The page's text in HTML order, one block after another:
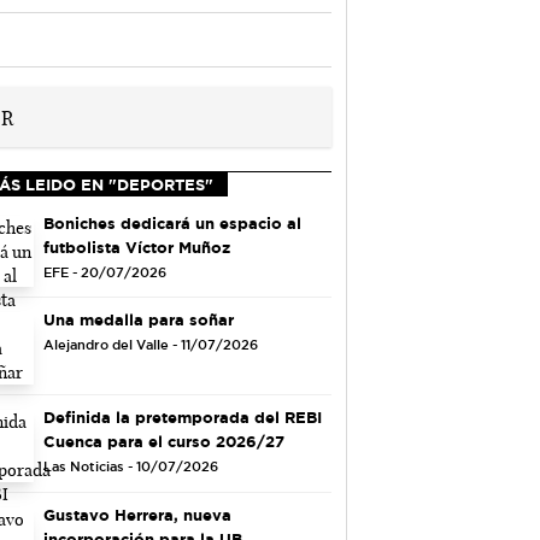
LEIDO EN "DEPORTES"
Boniches dedicará un espacio al
futbolista Víctor Muñoz
EFE - 20/07/2026
Una medalla para soñar
Alejandro del Valle - 11/07/2026
Definida la pretemporada del REBI
Cuenca para el curso 2026/27
Las Noticias - 10/07/2026
Gustavo Herrera, nueva